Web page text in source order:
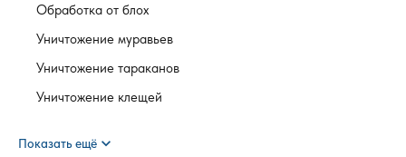
Обработка от блох
Уничтожение муравьев
Уничтожение тараканов
Уничтожение клещей
Показать ещё expand_more